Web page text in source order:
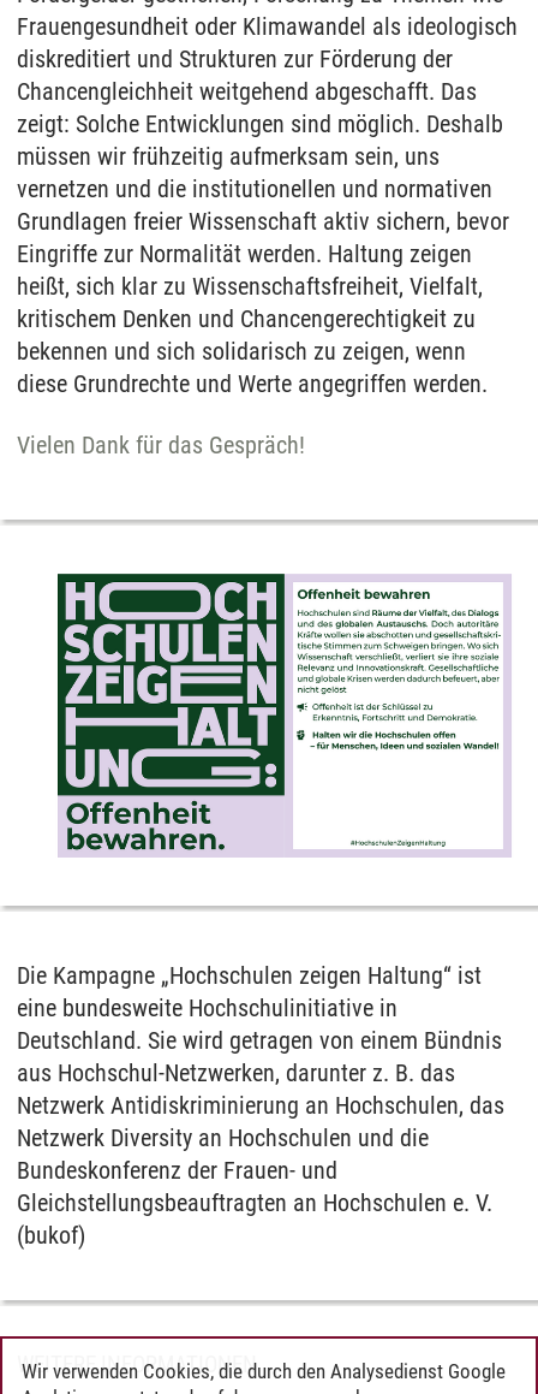
Frauengesundheit oder Klimawandel als ideologisch
diskreditiert und Strukturen zur Förderung der
Chancengleichheit weitgehend abgeschafft. Das
zeigt: Solche Entwicklungen sind möglich. Deshalb
müssen wir frühzeitig aufmerksam sein, uns
vernetzen und die institutionellen und normativen
Grundlagen freier Wissenschaft aktiv sichern, bevor
Eingriffe zur Normalität werden. Haltung zeigen
heißt, sich klar zu Wissenschaftsfreiheit, Vielfalt,
kritischem Denken und Chancengerechtigkeit zu
bekennen und sich solidarisch zu zeigen, wenn
diese Grundrechte und Werte angegriffen werden.
Vielen Dank für das Gespräch!
Die Kampagne „Hochschulen zeigen Haltung“ ist
eine bundesweite Hochschulinitiative in
Deutschland. Sie wird getragen von einem Bündnis
aus Hochschul-Netzwerken, darunter z. B. das
Netzwerk Antidiskriminierung an Hochschulen, das
Netzwerk Diversity an Hochschulen und die
Bundeskonferenz der Frauen- und
Gleichstellungsbeauftragten an Hochschulen e. V.
(bukof)
WEITERE INFORMATIONEN
Wir verwenden Cookies, die durch den Analysedienst Google